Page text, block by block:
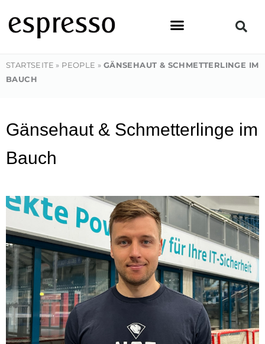
Inhalt
springen
STARTSEITE » PEOPLE » GÄNSEHAUT & SCHMETTERLINGE IM
BAUCH
Gänsehaut & Schmetterlinge im
Bauch